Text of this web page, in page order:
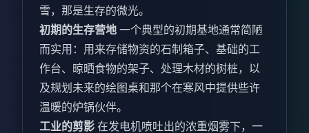
雪，那是生存的微光。
初期的生存营地一个典型的初期基地通常简陋
而实用：用来存储物资的石制箱子、基础的工
作台、晾晒食物的架子、处理木材的树桩，以
及规划未来的绘图桌和那个在寒风中提供些许
温暖的炉锅伙伴。
工业的剪影在发电机喷吐出的浓重烟雾下，一